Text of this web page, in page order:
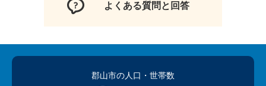
よくある質問と回答
郡山市の人口 ・世帯数